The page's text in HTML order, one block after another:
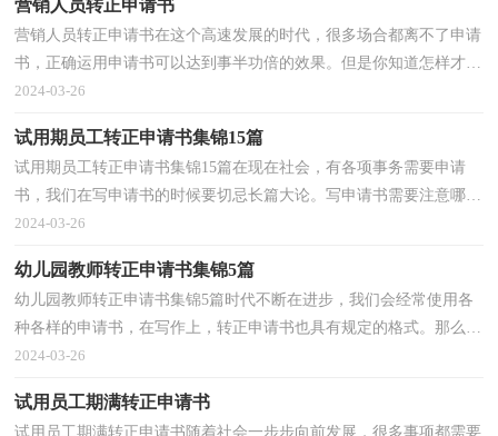
营销人员转正申请书
营销人员转正申请书在这个高速发展的时代，很多场合都离不了申请
书，正确运用申请书可以达到事半功倍的效果。但是你知道怎样才能
写的好吗？以下是小编为大家整理的营销人员转正申...
2024-03-26
试用期员工转正申请书集锦15篇
试用期员工转正申请书集锦15篇在现在社会，有各项事务需要申请
书，我们在写申请书的时候要切忌长篇大论。写申请书需要注意哪些
问题呢？以下是小编精心整理的试用期员工转正申请书...
2024-03-26
幼儿园教师转正申请书集锦5篇
幼儿园教师转正申请书集锦5篇时代不断在进步，我们会经常使用各
种各样的申请书，在写作上，转正申请书也具有规定的格式。那么转
正申请书到底怎么写呢？以下是小编帮大家整理的幼儿...
2024-03-26
试用员工期满转正申请书
试用员工期满转正申请书随着社会一步步向前发展，很多事项都需要